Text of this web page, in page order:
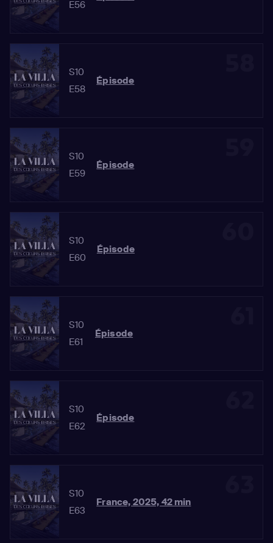
E56
S10
E58
Épisode
S10
E59
Épisode
S10
E60
Épisode
S10
E61
Épisode
S10
E62
Épisode
S10
E63
France, 2025, 42 min